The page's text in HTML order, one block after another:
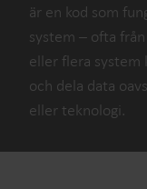
är en kod som
system – ofta
eller flera system
och dela data
eller teknologi.